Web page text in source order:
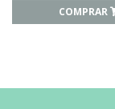
COMPRAR